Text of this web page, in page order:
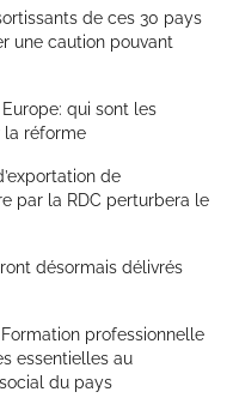
de ces 30 pays
une caution pouvant
qui sont les
la réforme
de
par la RDC perturbera le
désormais délivrés
professionnelle
essentielles au
du pays